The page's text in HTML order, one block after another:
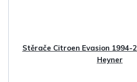
Stěrače Citroen Evasion 1994-
Heyner